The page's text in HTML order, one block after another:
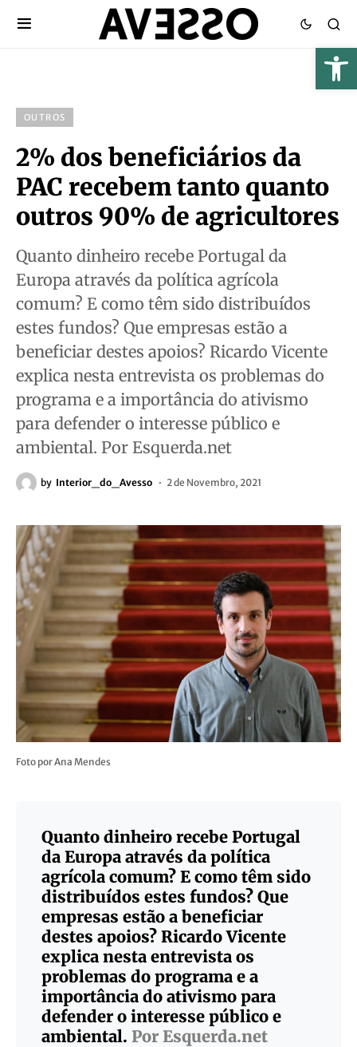
OUTROS
2% dos beneficiários da
PAC recebem tanto quanto
outros 90% de agricultores
Quanto dinheiro recebe Portugal da
Europa através da política agrícola
comum? E como têm sido distribuídos
estes fundos? Que empresas estão a
beneficiar destes apoios? Ricardo Vicente
explica nesta entrevista os problemas do
programa e a importância do ativismo
para defender o interesse público e
ambiental. Por Esquerda.net
by Interior_do_Avesso 2 de Novembro, 2021
Foto por Ana Mendes
Quanto dinheiro recebe Portugal
da Europa através da política
agrícola comum? E como têm sido
distribuídos estes fundos? Que
empresas estão a beneficiar
destes apoios? Ricardo Vicente
explica nesta entrevista os
problemas do programa e a
importância do ativismo para
defender o interesse público e
ambiental. Por Esquerda.net